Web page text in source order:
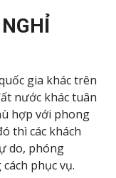
gia khác trên
nước khác tuân
hợp với phong
thì các khách
do, phóng
phục vụ.